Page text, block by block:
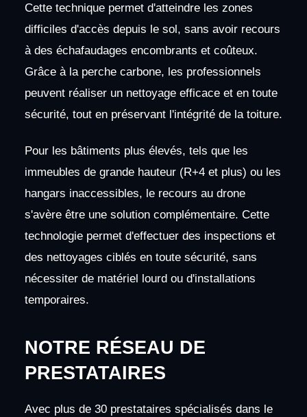
Cette technique permet d'atteindre les zones
difficiles d'accès depuis le sol, sans avoir recours
à des échafaudages encombrants et coûteux.
Grâce à la perche carbone, les professionnels
peuvent réaliser un nettoyage efficace et en toute
sécurité, tout en préservant l'intégrité de la toiture.
Pour les bâtiments plus élevés, tels que les
immeubles de grande hauteur (R+4 et plus) ou les
hangars inaccessibles, le recours au drone
s'avère être une solution complémentaire. Cette
technologie permet d'effectuer des inspections et
des nettoyages ciblés en toute sécurité, sans
nécessiter de matériel lourd ou d'installations
temporaires.
NOTRE RÉSEAU DE
PRESTATAIRES
Avec plus de 30 prestataires spécialisés dans le